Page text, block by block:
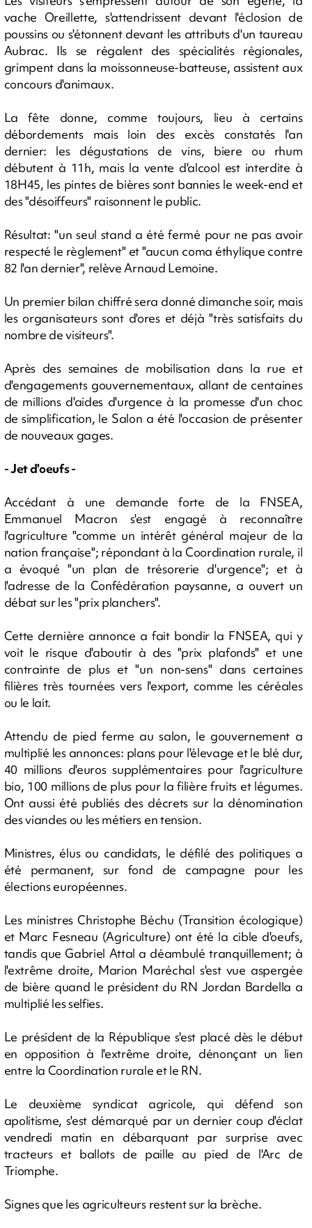
vache Oreillette, s'attendrissent devant l'éclosion de
poussins ou s'étonnent devant les attributs d'un taureau
Aubrac. Ils se régalent des spécialités régionales,
grimpent dans la moissonneuse-batteuse, assistent aux
concours d'animaux.
La fête donne, comme toujours, lieu à certains
débordements mais loin des excès constatés l'an
dernier: les dégustations de vins, biere ou rhum
débutent à 11h, mais la vente d'alcool est interdite à
18H45, les pintes de bières sont bannies le week-end et
des "désoiffeurs" raisonnent le public.
Résultat: "un seul stand a été fermé pour ne pas avoir
respecté le règlement" et "aucun coma éthylique contre
82 l'an dernier", relève Arnaud Lemoine.
Un premier bilan chiffré sera donné dimanche soir, mais
les organisateurs sont d'ores et déjà "très satisfaits du
nombre de visiteurs".
Après des semaines de mobilisation dans la rue et
d'engagements gouvernementaux, allant de centaines
de millions d'aides d'urgence à la promesse d'un choc
de simplification, le Salon a été l'occasion de présenter
de nouveaux gages.
- Jet d'oeufs -
Accédant à une demande forte de la FNSEA,
Emmanuel Macron s'est engagé à reconnaître
l'agriculture "comme un intérêt général majeur de la
nation française"; répondant à la Coordination rurale, il
a évoqué "un plan de trésorerie d'urgence"; et à
l'adresse de la Confédération paysanne, a ouvert un
débat sur les "prix planchers".
Cette dernière annonce a fait bondir la FNSEA, qui y
voit le risque d'aboutir à des "prix plafonds" et une
contrainte de plus et "un non-sens" dans certaines
filières très tournées vers l'export, comme les céréales
ou le lait.
Attendu de pied ferme au salon, le gouvernement a
multiplié les annonces: plans pour l'élevage et le blé dur,
40 millions d'euros supplémentaires pour l'agriculture
bio, 100 millions de plus pour la filière fruits et légumes.
Ont aussi été publiés des décrets sur la dénomination
des viandes ou les métiers en tension.
Ministres, élus ou candidats, le défilé des politiques a
été permanent, sur fond de campagne pour les
élections européennes.
Les ministres Christophe Béchu (Transition écologique)
et Marc Fesneau (Agriculture) ont été la cible d'oeufs,
tandis que Gabriel Attal a déambulé tranquillement; à
l'extrême droite, Marion Maréchal s'est vue aspergée
de bière quand le président du RN Jordan Bardella a
multiplié les selfies.
Le président de la République s'est placé dès le début
en opposition à l'extrême droite, dénonçant un lien
entre la Coordination rurale et le RN.
Le deuxième syndicat agricole, qui défend son
apolitisme, s'est démarqué par un dernier coup d'éclat
vendredi matin en débarquant par surprise avec
tracteurs et ballots de paille au pied de l'Arc de
Triomphe.
Signes que les agriculteurs restent sur la brèche.